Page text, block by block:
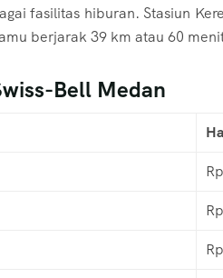
fasilitas hiburan. Stasiun
berjarak 39 km atau 60
Bell Medan